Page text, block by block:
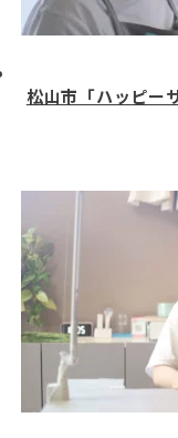
松山市「ハッピー